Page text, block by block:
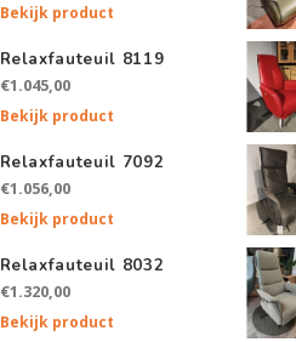
Bekijk product
Relaxfauteuil 8119
€1.045,00
Bekijk product
Relaxfauteuil 7092
€1.056,00
Bekijk product
Relaxfauteuil 8032
€1.320,00
Bekijk product